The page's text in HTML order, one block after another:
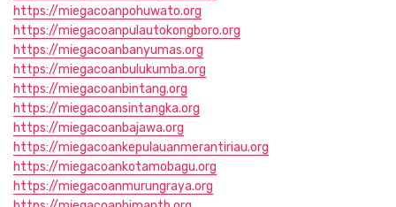
https://miegacoanpohuwato.org
https://miegacoanpulautokongboro.org
https://miegacoanbanyumas.org
https://miegacoanbulukumba.org
https://miegacoanbintang.org
https://miegacoansintangka.org
https://miegacoanbajawa.org
https://miegacoankepulauanmerantiriau.org
https://miegacoankotamobagu.org
https://miegacoanmurungraya.org